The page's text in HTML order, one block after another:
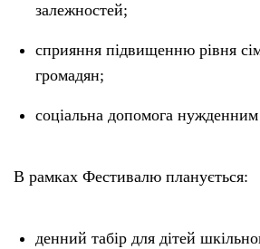
залежностей;
сприяння підвищенню рівня
громадян;
соціальна допомога
В рамках Фестивалю планується:
денний табір для дітей